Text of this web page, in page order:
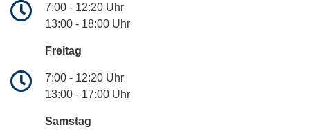
7:00 - 12:20 Uhr
13:00 - 18:00 Uhr
Freitag
7:00 - 12:20 Uhr
13:00 - 17:00 Uhr
Samstag